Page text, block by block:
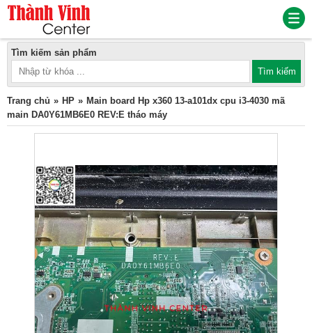
Tìm kiếm sản phẩm
Trang chủ HP
Main board Hp x360 13-a101dx cpu i3-4030 mã
main DA0Y61MB6E0 REV:E tháo máy